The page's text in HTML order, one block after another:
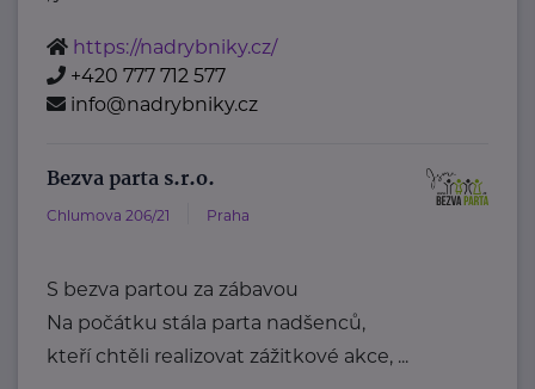
https://nadrybniky.cz/
+420 777 712 577
info@nadrybniky.cz
Bezva parta s.r.o.
Chlumova 206/21 Praha
S bezva partou za zábavou
Na počátku stála parta nadšenců,
kteří chtěli realizovat zážitkové akce, ...